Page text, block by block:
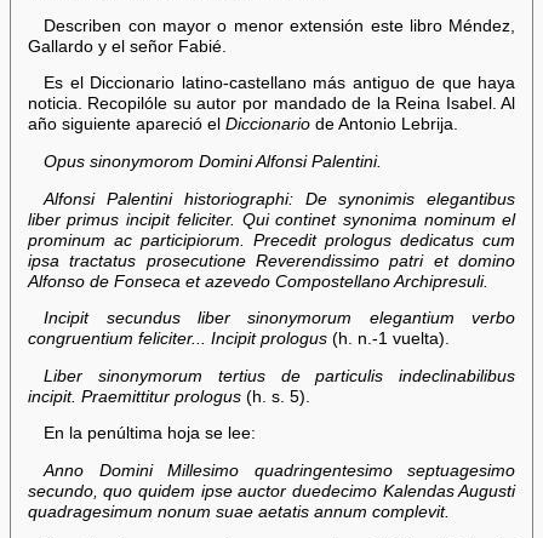
Describen con mayor o menor extensión este libro Méndez,
Gallardo y el señor Fabié.
Es el Diccionario latino-castellano más antiguo de que haya
noticia. Recopilóle su autor por mandado de la Reina Isabel. Al
año siguiente apareció el Diccionariode Antonio Lebrija.
Opus sinonymorom Domini Alfonsi Palentini.
Alfonsi Palentini historiographi: De synonimis elegantibus
liber primus incipit feliciter. Qui continet synonima nominum el
prominum ac participiorum. Precedit prologus dedicatus cum
ipsa tractatus prosecutione Reverendissimo patri et domino
Alfonso de Fonseca et azevedo Compostellano Archipresuli.
Incipit secundus liber sinonymorum elegantium verbo
congruentium feliciter... Incipit prologus(h. n.-1 vuelta).
Liber sinonymorum tertius de particulis indeclinabilibus
incipit. Praemittitur prologus(h. s. 5).
En la penúltima hoja se lee:
Anno Domini Millesimo quadringentesimo septuagesimo
secundo, quo quidem ipse auctor duedecimo Kalendas Augusti
quadragesimum nonum suae aetatis annum complevit.